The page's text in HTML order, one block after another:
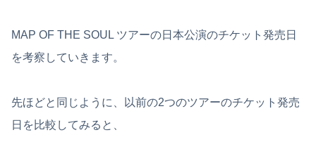
MAP OF THE SOUL ツアーの日本公演のチケット発売日
を考察していきます。
先ほどと同じように、以前の2つのツアーのチケット発売
日を比較してみると、